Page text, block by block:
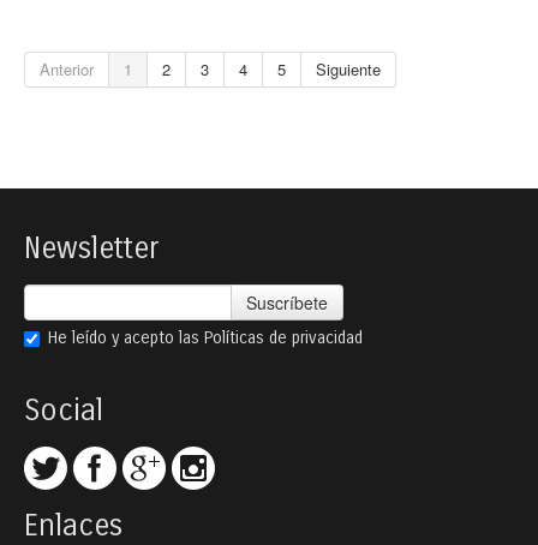
Anterior 1 2 3 4 5 Siguiente
Newsletter
Suscríbete
He leído y acepto las Políticas de privacidad
Social
Enlaces